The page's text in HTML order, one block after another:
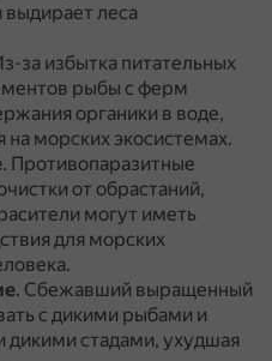
леса
за избытка питательных
рыбы с ферм
органики в воде,
на морских экосистемах.
. Противопаразитные
от обрастаний,
могут иметь
для морских
. Сбежавший выращенный
с дикими рыбами и
стадами, ухудшая